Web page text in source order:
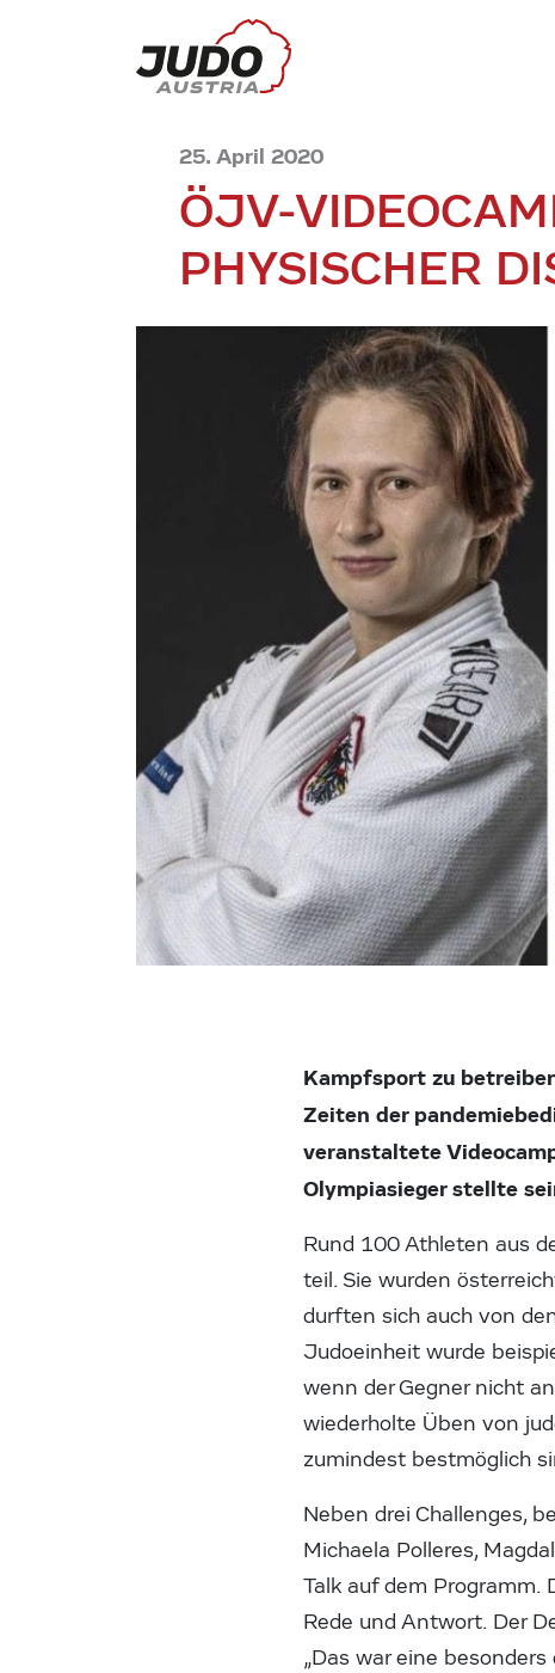
25. April 2020
ÖJV-
PHYSISCHER
Kampfsport zu
Zeiten der
veranstaltete
Olympiasieger stellte
Rund 100 Athleten aus
teil. Sie wurden
durften sich auch von
Judoeinheit wurde
wenn der Gegner nicht
wiederholte Üben von
zumindest bestmöglich
Neben drei Challenges,
Michaela Polleres,
Talk auf dem Programm.
Rede und Antwort. Der
„Das war eine